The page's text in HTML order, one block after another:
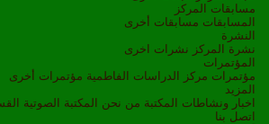
مسابقات المركز
المسابقات مسابقات أخرى
النشرة
نشرة المركز نشرات اخرى
المؤتمرات
مؤتمرات مركز الدراسات الفاطمية مؤتمرات أخرى
المزيد
اخبار ونشاطات
المكتبة من نحن المكتبة الصوتية
اتصل بنا